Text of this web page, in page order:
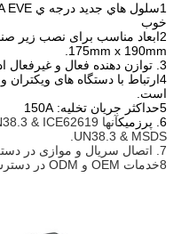
خوب
175mm x 190mm.
3. توازن دهنده فعال و غیرفعال ادغام شده
4ارتباط با دستگاه های ویکتران
است.
5حداکثر جریان تخلیه: 150A
6. پرزمیک
UN38.3 & MSDS.
7. اتصال سریال و موازی در دسترس است.
8خدمات OEM و ODM در دسترس هستند.